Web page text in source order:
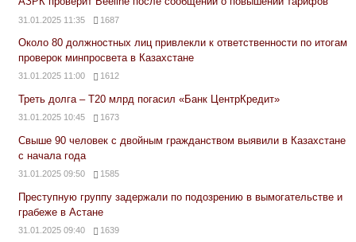
31.01.2025 11:35 1687
Около 80 должностных лиц привлекли к ответственности по итогам
проверок минпросвета в Казахстане
31.01.2025 11:00 1612
Треть долга – Т20 млрд погасил «Банк ЦентрКредит»
31.01.2025 10:45 1673
Свыше 90 человек с двойным гражданством выявили в Казахстане
с начала года
31.01.2025 09:50 1585
Преступную группу задержали по подозрению в вымогательстве и
грабеже в Астане
31.01.2025 09:40 1639